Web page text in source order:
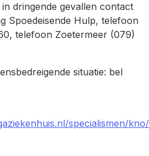
dringende gevallen contact
Spoedeisende Hulp, telefoon
telefoon Zoetermeer (079)
situatie: bel
specialismen/kno/